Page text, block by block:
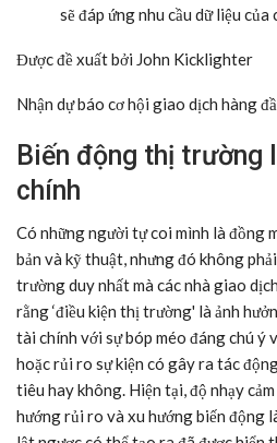
sẽ đáp ứng nhu cầu dữ liệu
Được đề xuất bởi John Kicklighter
Nhận dự báo cơ hội giao dịch hàng
Biến động thị trường
chính
Có những người tự coi mình là đồng
bản và kỹ thuật, nhưng đó không
trường duy nhất mà các nhà giao
rằng ‘điều kiện thị trường' là ảnh
tài chính với sự bóp méo đáng chú ý
hoặc rủi ro sự kiện có gây ra tác
tiêu hay không. Hiện tại, độ nhạy
hướng rủi ro và xu hướng biến động